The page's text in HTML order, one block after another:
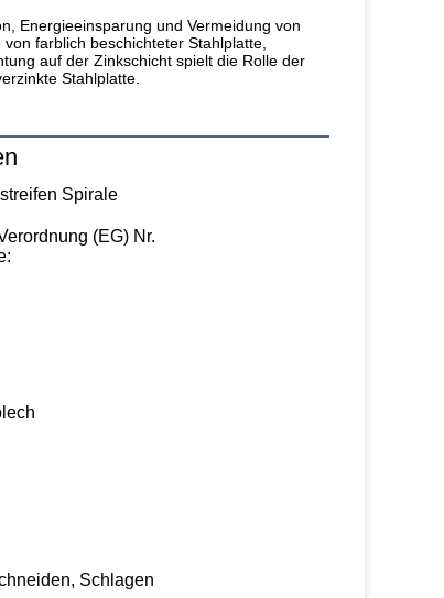
Energieeinsparung und Vermeidung von
farblich beschichteter Stahlplatte,
auf der Zinkschicht spielt die Rolle der
Stahlplatte.
Spirale
(EG) Nr.
Schlagen